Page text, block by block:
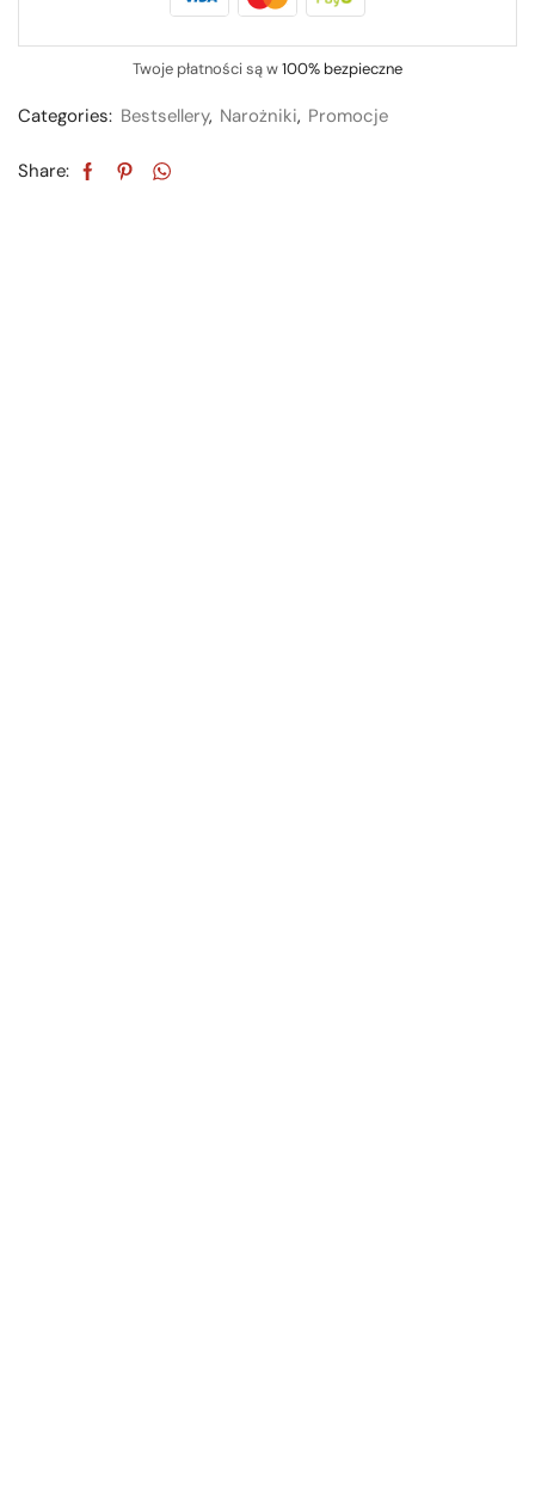
Twoje płatności są w100% bezpieczne
Categories: Bestsellery, Narożniki, Promocje
Share: